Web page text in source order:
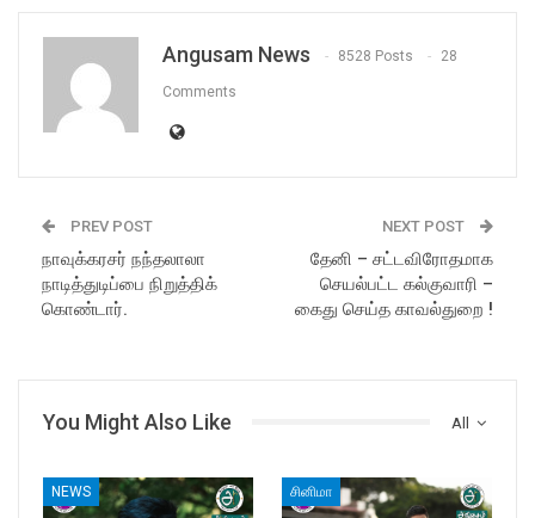
Angusam News 8528 Posts 28
Comments
PREV POST
நாவுக்கரசர் நந்தலாலா
நாடித்துடிப்பை நிறுத்திக்
கொண்டார்.
NEXT POST
தேனி – சட்டவிரோதமாக
செயல்பட்ட கல்குவாரி –
கைது செய்த காவல்துறை !
All
You Might Also Like
NEWS சினிமா